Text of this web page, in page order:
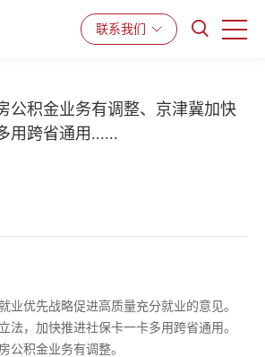
产品与服务 解决方案 资源中心
联系我们
公积金业务有调整、京津冀加快
用跨省通用......
优先战略促进高质量充分就业的意见。
，加快推进社保卡一卡多用跨省通用。
积金业务有调整。